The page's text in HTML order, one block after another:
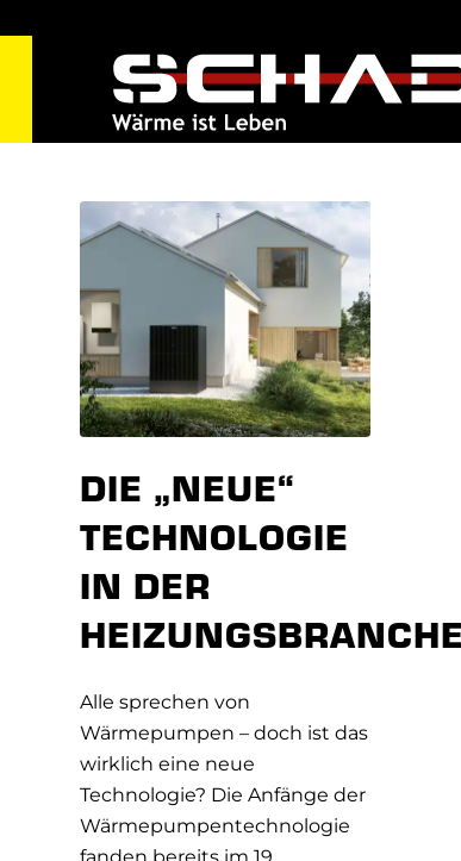
DIE „NEUE“
TECHNOLOGIE
IN DER
Alle sprechen von
Wärmepumpen – doch ist das
wirklich eine neue
Technologie? Die Anfänge der
Wärmepumpentechnologie
fanden bereits im 19.